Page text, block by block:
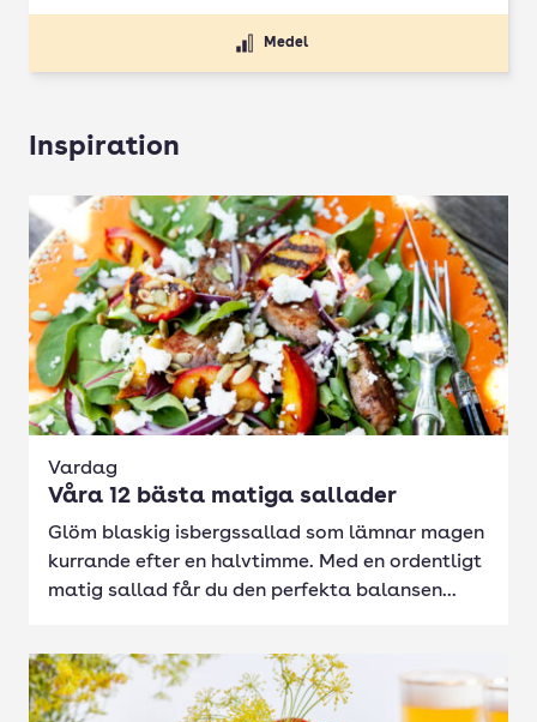
Medel
Inspiration
Vardag
Våra 12 bästa matiga sallader
Glöm blaskig isbergssallad som lämnar magen
kurrande efter en halvtimme. Med en ordentligt
matig sallad får du den perfekta balansen...